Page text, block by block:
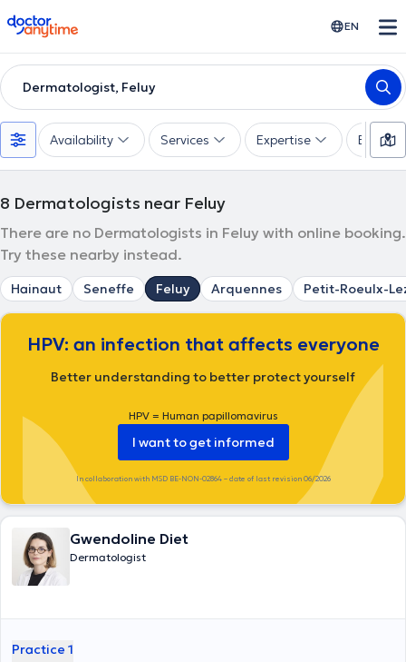
doctoranytime EN
Dermatologist, Feluy
Availability Services Expertise
8 Dermatologists near Feluy
There are no Dermatologists in Feluy with online booking.
Try these nearby instead.
Hainaut Seneffe Feluy Arquennes Petit-Roeulx-
HPV: an infection that affects everyone
Better understanding to better protect yourself
HPV = Human papillomavirus
I want to get informed
In collaboration with MSD BE-NON-02864 – date of last revision 06/2026
Gwendoline Diet
Dermatologist
Practice 1